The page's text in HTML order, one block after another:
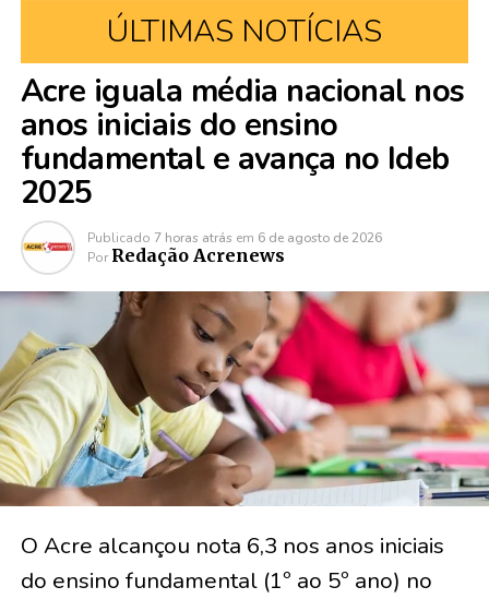
ÚLTIMAS NOTÍCIAS
Acre iguala média nacional nos
anos iniciais do ensino
fundamental e avança no Ideb
2025
Publicado 7 horas atrás em 6 de agosto de 2026
Por Redação Acrenews
O Acre alcançou nota 6,3 nos anos iniciais
do ensino fundamental (1º ao 5º ano) no